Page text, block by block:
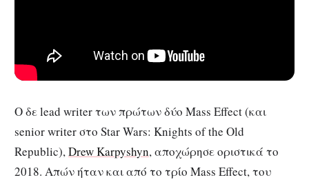
Ο δε lead writer των πρώτων δύο Mass Effect (και
senior writer στο Star Wars: Knights of the Old
Republic), Drew Karpyshyn, αποχώρησε οριστικά το
2018. Απών ήταν και από το τρίο Mass Effect, του